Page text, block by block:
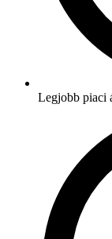
Legjobb piaci